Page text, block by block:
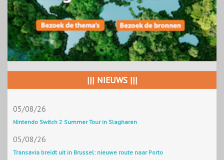
||| NIEUWS |||
05/08/26
Nintendo Switch 2 Summer Tour in Slagharen
05/08/26
Transavia breidt uit in Brussel: nieuwe route naar Porto